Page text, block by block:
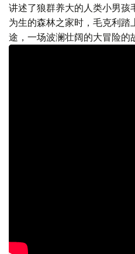
讲述了狼群养大的人类小男孩
为生的森林之家时，毛克利踏
途，一场波澜壮阔的大冒险的